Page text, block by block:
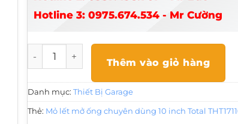
Hotline 3: 0975.674.534 - Mr Cường
Mỏ lết mở ống chuyên dùng 10 inch Total
Thêm vào giỏ hàng
Danh mục:Thiết Bị Garage
Thẻ: Mỏ lết mở ống chuyên dùng 10 inch Total